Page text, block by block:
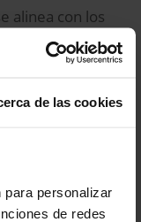
de las cookies
personalizar
de redes
alinea con los
diagnóstico y
(DSM-5) para el
de
seguimiento
otras